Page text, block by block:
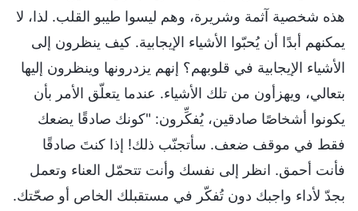
هذه شخصية آثمة وشريرة، وهم ليسوا طيبو القلب. لذا، لا
يمكنهم أبدًا أن يُحبّوا الأشياء الإيجابية. كيف ينظرون إلى
الأشياء الإيجابية في قلوبهم؟ إنهم يزدرونها وينظرون إليها
بتعالي، ويهزأون من تلك الأشياء. عندما يتعلّق الأمر بأن
يكونوا أشخاصًا صادقين، يُفكِّرون: "كونك صادقًا يضعك
فقط في موقف ضعف. سأتجنّب ذلك! إذا كنتَ صادقًا
فأنت أحمق. انظر إلى نفسك وأنت تتحمّل العناء وتعمل
بجدّ لأداء واجبك دون تُفكّر في مستقبلك الخاص أو صحّتك.